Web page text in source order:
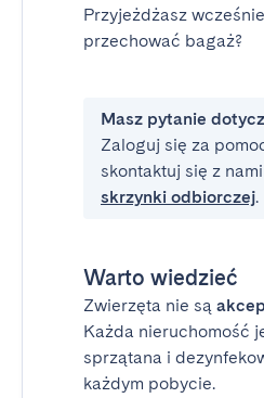
Przyjeżdżasz
przechować bagaż?
Masz pytanie
Zaloguj się za
skontaktuj się z
skrzynki odbiorczej.
Warto wiedzieć
Zwierzęta nie są
Każda nieruchomość
sprzątana i
każdym pobycie.